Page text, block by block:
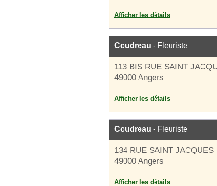
Afficher les détails
Coudreau - Fleuriste
113 BIS RUE SAINT
49000 Angers
Afficher les détails
Coudreau - Fleuriste
134 RUE SAINT JACQUES
49000 Angers
Afficher les détails